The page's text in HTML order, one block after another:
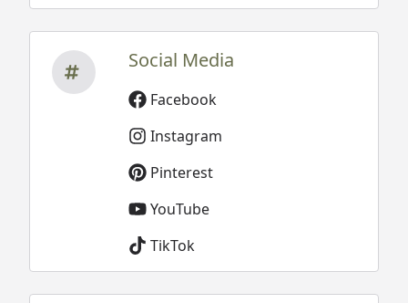
Social Media
Facebook
Instagram
Pinterest
YouTube
TikTok